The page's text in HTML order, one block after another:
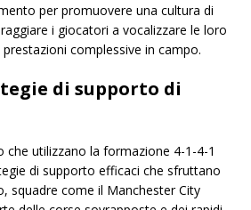
per promuovere una cultura di
i giocatori a vocalizzare le loro
complessive in campo.
di supporto di
che utilizzano la formazione 4-1-4-1
di supporto efficaci che sfruttano
squadre come il Manchester City